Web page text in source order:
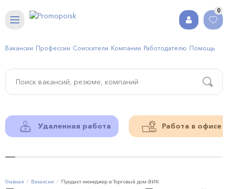
0
Вакансии Профессии Соискатели Компании Работодателю Помощь
Удаленная работа Работа в офисе
Главная Вакансии Продакт-менеджер в Торговый дом-ВИК